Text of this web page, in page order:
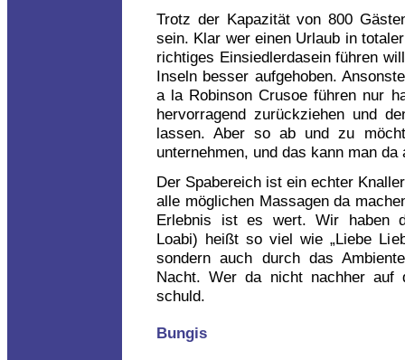
Trotz der Kapazität von 800
sein. Klar wer einen Urlaub in
richtiges Einsiedlerdasein führen
Inseln besser aufgehoben.
a la Robinson Crusoe führen nur
hervorragend zurückziehen und
lassen. Aber so ab und zu
unternehmen, und das kann man da
Der Spabereich ist ein echter
alle möglichen Massagen da
Erlebnis ist es wert. Wir haben
Loabi) heißt so viel wie „Liebe
sondern auch durch das
Nacht. Wer da nicht nachher auf
schuld.
Bungis